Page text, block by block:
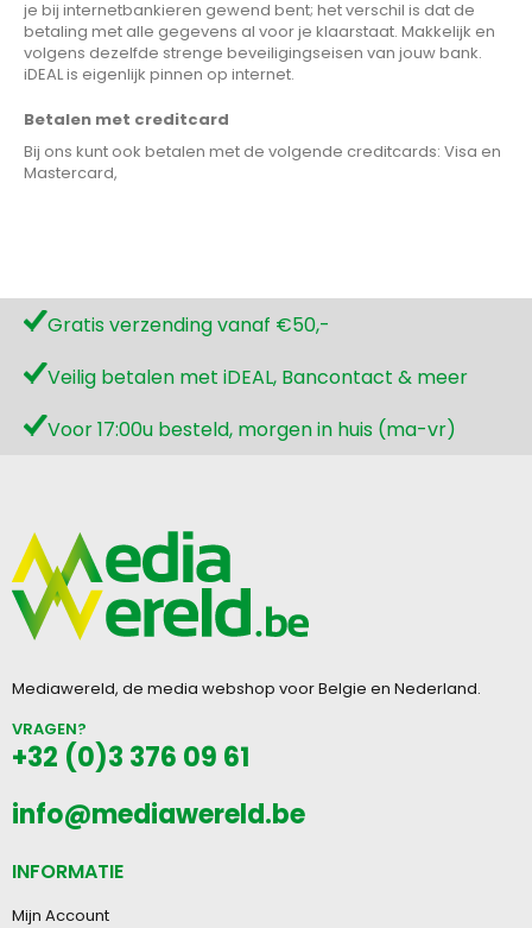
je bij internetbankieren gewend bent; het verschil is dat de
betaling met alle gegevens al voor je klaarstaat. Makkelijk en
volgens dezelfde strenge beveiligingseisen van jouw bank.
iDEAL is eigenlijk pinnen op internet.
Betalen met creditcard
Bij ons kunt ook betalen met de volgende creditcards: Visa en
Mastercard,
Gratis verzending vanaf €50,-
Veilig betalen met iDEAL, Bancontact & meer
Voor 17:00u besteld, morgen in huis (ma-vr)
Mediawereld, de media webshop voor Belgie en Nederland.
VRAGEN?
+32 (0)3 376 09 61
info@mediawereld.be
INFORMATIE
Mijn Account